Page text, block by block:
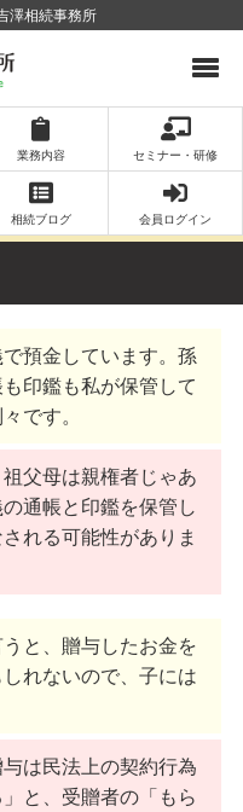
澤相続事務所
業務内容 セミナー・研修
相続ブログ 会員ログイン
預金しています。孫
印鑑も私が保管して
です。
父母は親権者じゃあ
通帳と印鑑を保管し
れる可能性がありま
と、贈与したお金を
れないので、子には
は民法上の契約行為
と、受贈者の「もら